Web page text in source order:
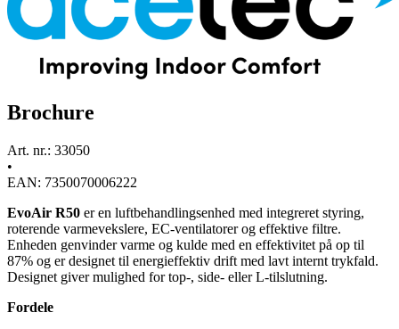
Brochure
Art. nr.: 33050
•
EAN: 7350070006222
EvoAir R50 er en luftbehandlingsenhed med integreret styring,
roterende varmevekslere, EC-ventilatorer og effektive filtre.
Enheden genvinder varme og kulde med en effektivitet på op til
87% og er designet til energieffektiv drift med lavt internt trykfald.
Designet giver mulighed for top-, side- eller L-tilslutning.
Fordele